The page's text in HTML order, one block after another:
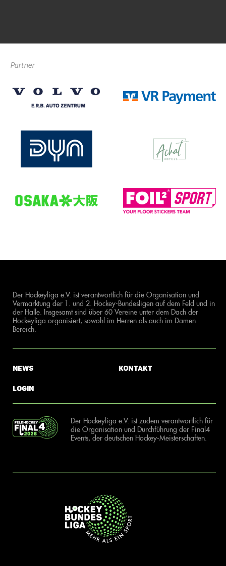
Partner
Der Hockeyliga e.V. ist verantwortlich für die Organisation und
Vermarktung der 1. und 2. Hockey-Bundesligen auf dem Feld und in
der Halle. Insgesamt sind über 60 Vereine unter dem Dach der
Hockeyliga organisiert, sowohl im Herren als auch im Damen
Bereich.
News
Login
Kontakt
Der Hockeyliga e.V. ist zudem verantwortlich für
die Organisation und Durchführung der Final4
Events, der deutschen Hockey-Meisterschaften.